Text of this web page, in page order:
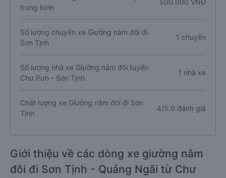
trung bình
500.000 VNĐ
Số lượng chuyến xe Giường nằm đôi đi
Sơn Tịnh
1 chuyến
Số lượng nhà xe Giường nằm đôi tuyến
Chư Pưh - Sơn Tịnh
1 nhà xe
Chất lượng xe Giường nằm đôi đi Sơn
Tịnh
4/5.0 đánh giá
Giới thiệu về các dòng xe giường nằm
đôi đi Sơn Tịnh - Quảng Ngãi từ Chư